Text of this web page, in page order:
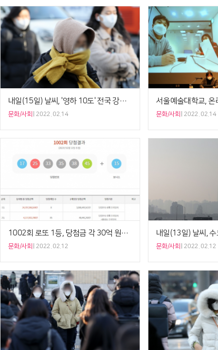
내일(15일) 날씨, '영하 10도' 전국 강취위…일부 지역 눈·비
문화/사회 2022. 02.14 문화/사회 2022. 02.14
1002회 로또 1등, 당첨금 각 30억 원…전국 배출점 8곳은 어디?
문화/사회 2022. 02.12 문화/사회 2022. 02.12